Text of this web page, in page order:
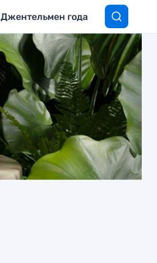
Джентельмен года